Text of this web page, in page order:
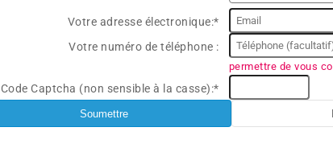
Votre adresse électronique:*
Votre numéro de téléphone :
permettre de vous
Code Captcha (non sensible à la casse):*
Soumettre